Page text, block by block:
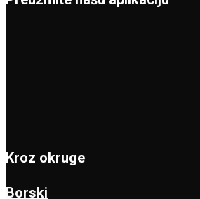
Kroz okruge
Borski